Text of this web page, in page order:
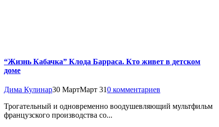
“Жизнь Кабачка” Клода Барраса. Кто живет в детском
доме
Дима Кулинар30 МартМарт 310 комментариев
Трогательный и одновременно воодушевляющий мультфильм
французского производства со...